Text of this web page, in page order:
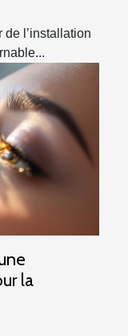
de l’installation
la